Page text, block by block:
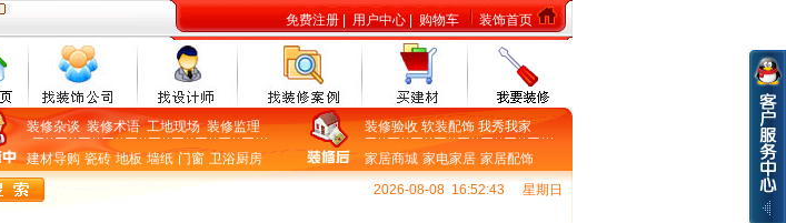
免费注册 用户中心 购物车 装饰首页
装修杂谈装修术语工地现场装修监理 装修验收 软装配饰 我秀我家
建材导购 瓷砖 地板 墙纸 门窗 卫浴厨房 家居商城 家电家居 家居配饰
2026-08-08 16:52:44
星期日